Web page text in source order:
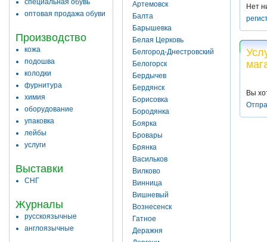
специальная обувь
оптовая продажа обуви
Производство
кожа
подошва
колодки
фурнитура
химия
оборудование
упаковка
лейбы
услуги
Выставки
СНГ
Журналы
русскоязычные
англоязычные
Артемовск
Балта
Барышевка
Белая Церковь
Белгород-Днестровский
Белогорск
Бердычев
Бердянск
Борисовка
Бородянка
Боярка
Бровары
Брянка
Васильков
Вилково
Винница
Вишневый
Вознесенск
Гатное
Деражня
Нет
Вы